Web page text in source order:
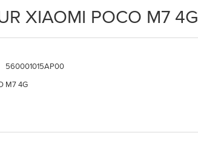
XIAOMI POCO M7 4G
560001015AP00
M7 4G